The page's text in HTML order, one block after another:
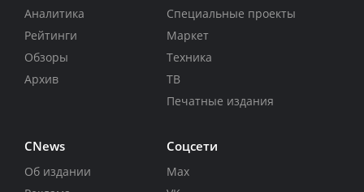
Аналитика
Рейтинги
Обзоры
Архив
Специальные проекты
Маркет
Техника
ТВ
Печатные издания
CNews
Об издании
Соцсети
Max